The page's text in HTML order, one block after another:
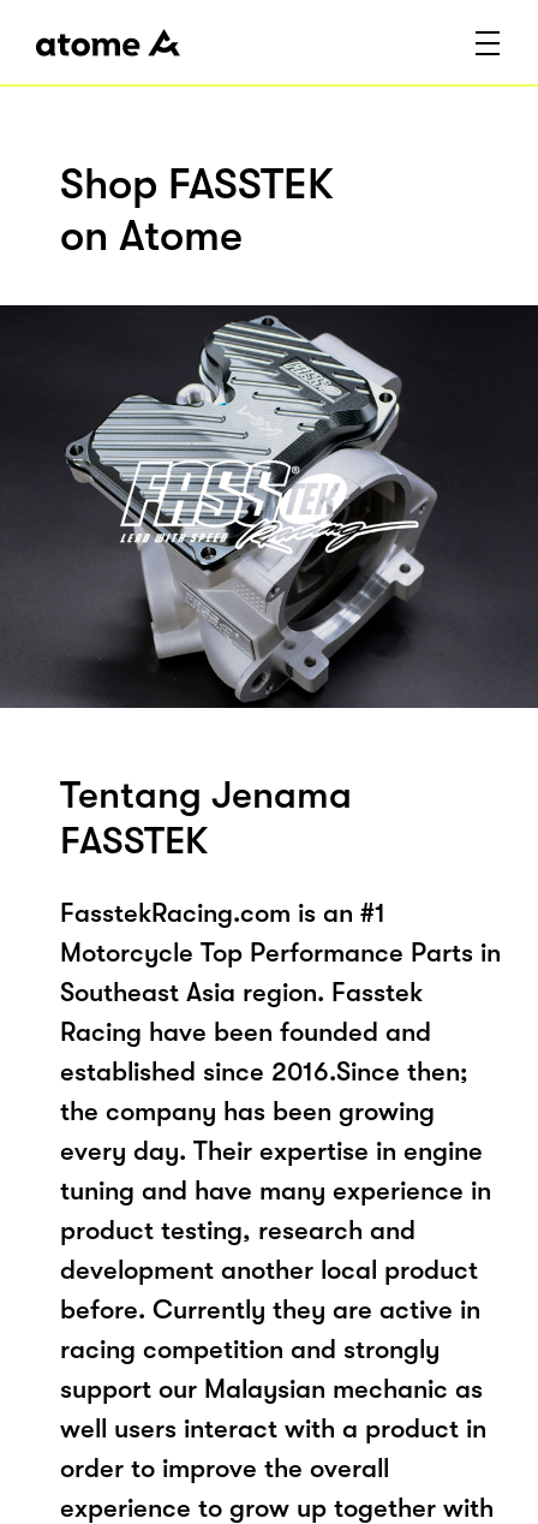
Shop FASSTEK
on Atome
Tentang Jenama
FASSTEK
FasstekRacing.com is an #1
Motorcycle Top Performance Parts in
Southeast Asia region. Fasstek
Racing have been founded and
established since 2016.Since then;
the company has been growing
every day. Their expertise in engine
tuning and have many experience in
product testing, research and
development another local product
before. Currently they are active in
racing competition and strongly
support our Malaysian mechanic as
well users interact with a product in
order to improve the overall
experience to grow up together with